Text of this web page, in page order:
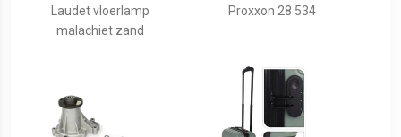
Laudet vloerlamp
malachiet zand
Proxxon 28 534